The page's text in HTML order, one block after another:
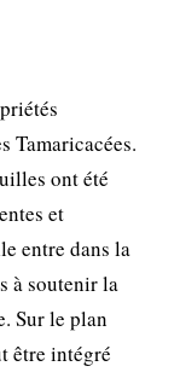
Tamaricacées.
ont été
et
entre dans la
à soutenir la
Sur le plan
être intégré